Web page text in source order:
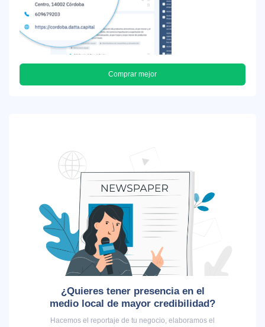
Comprar mejor
¿Quieres tener presencia en el
medio local de mayor credibilidad?
Hacemos el reportaje de tu negocio, elaboramos el